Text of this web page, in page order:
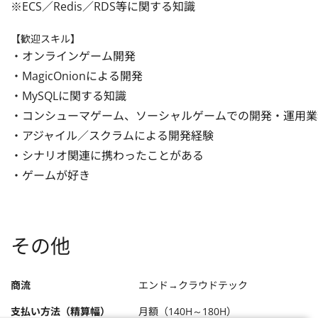
※ECS／Redis／RDS等に関する知識
【歓迎スキル】
・オンラインゲーム開発
・MagicOnionによる開発
・MySQLに関する知識
・コンシューマゲーム、ソーシャルゲームでの開発・運用
・アジャイル／スクラムによる開発経験
・シナリオ関連に携わったことがある
・ゲームが好き
その他
商流
エンド→クラウドテック
支払い方法（精算幅）
月額（140H～180H）